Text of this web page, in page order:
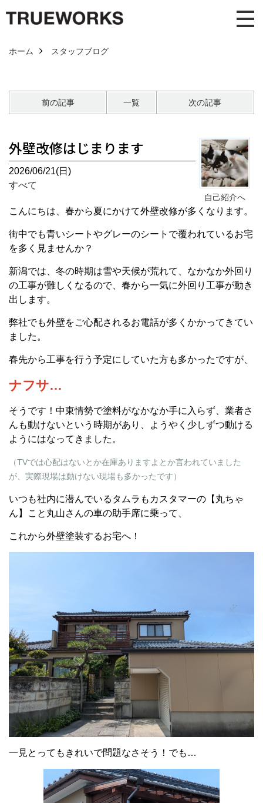
ホーム スタッフブログ
前の記事 一覧 次の記事
自己紹介へ
外壁改修はじまります
2026/06/21(日)
すべて
こんにちは、春から夏にかけて外壁改修が多くなります。
街中でも青いシートやグレーのシートで覆われているお宅
を多く見ませんか？
新潟では、冬の時期は雪や天候が荒れて、なかなか外回り
の工事が難しくなるので、春から一気に外回り工事が動き
出します。
弊社でも外壁をご心配されるお電話が多くかかってきてい
ました。
春先から工事を行う予定にしていた方も多かったですが、
ナフサ…
そうです！中東情勢で塗料がなかなか手に入らず、業者さ
んも動けないという時期があり、ようやく少しずつ動ける
ようにはなってきました。
（TVでは心配はないとか在庫ありますよとか言われていました
が、実際現場は動けない現場も多かったです）
いつも社内に潜んでいるタムラもカスタマーの【丸ちゃ
ん】こと丸山さんの車の助手席に乗って、
これから外壁塗装するお宅へ！
一見とってもきれいで問題なさそう！でも…